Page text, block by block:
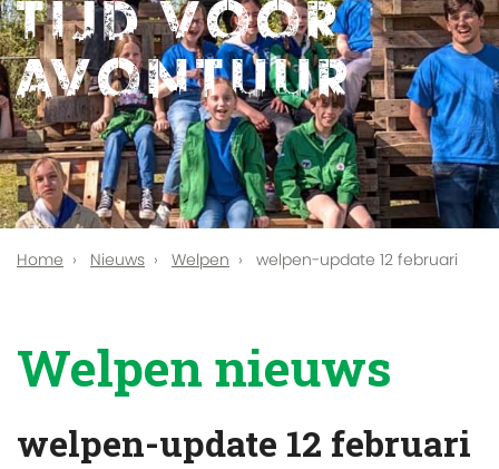
Tijd voor
avontuur
Home Nieuws Welpen welpen-update 12 februari
Welpen nieuws
welpen-update 12 februari